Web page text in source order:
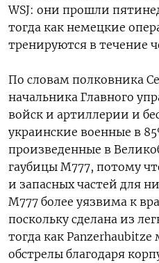
WSJ: они прошли
тогда как немецкие
тренируются в течение
По словам полковника
начальника Главного
войск и артиллерии и
украинские военные в
произведенные в
гаубицы M777, потому
и запасных частей для
M777 более уязвима к
поскольку сделана из
тогда как
обстрелы благодаря